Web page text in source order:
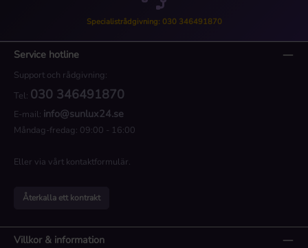
Specialistrådgivning: 030 346491870
Service hotline
Support och rådgivning:
Tel: 030 346491870
E-mail: info@sunlux24.se
Måndag-fredag: 09:00 - 16:00
Eller via vårt kontaktformulär.
Återkalla ett kontrakt
Villkor & information